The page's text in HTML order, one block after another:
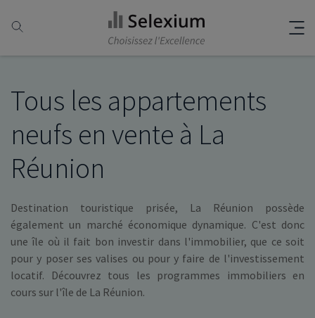
Tous les appartements
neufs en vente à La
Réunion
Destination touristique prisée, La Réunion possède
également un marché économique dynamique. C'est donc
une île où il fait bon investir dans l'immobilier, que ce soit
pour y poser ses valises ou pour y faire de l'investissement
locatif. Découvrez tous les programmes immobiliers en
cours sur l'île de La Réunion.